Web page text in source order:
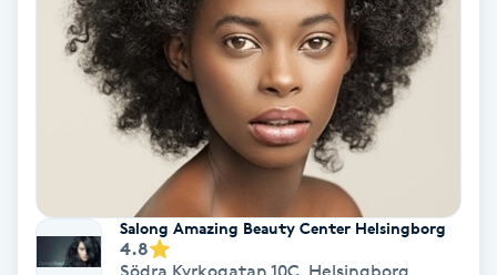
Nagelförlängning
Nagelförlängning akryl
Nagelförlängning gelé
Nagelförlängning glasfiber
Salong Amazing Beauty Center Helsingborg
4.8
Södra Kyrkogatan 10C, Helsingborg